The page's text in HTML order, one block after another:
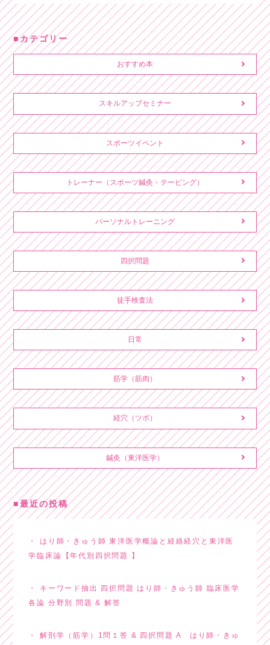
カテゴリー
おすすめ本
スキルアップセミナー
スポーツイベント
トレーナー（スポーツ鍼灸・テーピング）
パーソナルトレーニング
四択問題
徒手検査法
日常
筋学（筋肉）
経穴（ツボ）
鍼灸（東洋医学）
最近の投稿
はり師・きゅう師 東洋医学概論と経絡経穴と東洋医
学臨床論【年代別四択問題 】
キーワード抽出 四択問題 はり師・きゅう師 臨床医学
各論 分野別 問題 & 解答
解剖学（筋学）1問１答 & 四択問題 A はり師・きゅ